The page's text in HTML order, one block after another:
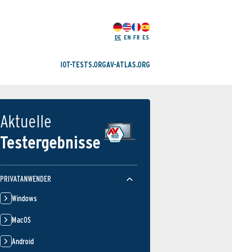
DE EN FR ES
IOT-TESTS.ORGAV-ATLAS.ORG
Aktuelle
Testergebnisse
PRIVATANWENDER
Windows
MacOS
Android